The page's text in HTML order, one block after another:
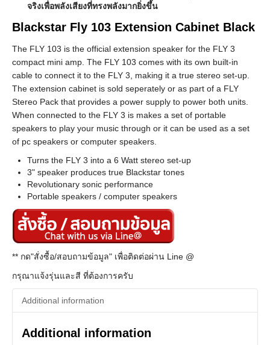
จริงเพื่อพลังเสียงที่ทรงพลังมากยิ่งขึ้น
Blackstar Fly 103 Extension Cabinet Black
The FLY 103 is the official extension speaker for the FLY 3
compact mini amp. The FLY 103 comes with its own built-in
cable to connect it to the FLY 3, making it a true stereo set-up.
The extension cabinet is sold seperately or as part of a FLY
Stereo Pack that provides a power supply to power both units.
When connected to the FLY 3 is makes a set of portable
speakers to play your music through or it can be used as a set
of pc speakers or computer speakers.
Turns the FLY 3 into a 6 Watt stereo set-up
3" speaker produces true Blackstar tones
Revolutionary sonic performance
Portable speakers / computer speakers
** กด"สั่งซื้อ/สอบถามข้อมูล" เพื่อติดต่อผ่าน Line @
กรุณาแจ้งรุ่นและสี ที่ต้องการครับ
Additional information
Additional information